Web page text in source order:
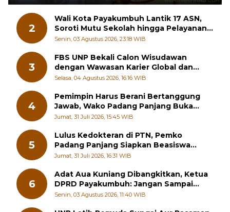
2
Wali Kota Payakumbuh Lantik 17 ASN,
Soroti Mutu Sekolah hingga Pelayanan
RSUD
Senin, 03 Agustus 2026, 23:18 WIB
3
FBS UNP Bekali Calon Wisudawan
dengan Wawasan Karier Global dan
Kewirausahaan Kreatif
Selasa, 04 Agustus 2026, 16:16 WIB
4
Pemimpin Harus Berani Bertanggung
Jawab, Wako Padang Panjang Buka
Pelatihan Kepemimpinan Pelajar
Jumat, 31 Juli 2026, 15:45 WIB
5
Lulus Kedokteran di PTN, Pemko
Padang Panjang Siapkan Beasiswa
Penuh
Jumat, 31 Juli 2026, 16:31 WIB
6
Adat Aua Kuniang Dibangkitkan, Ketua
DPRD Payakumbuh: Jangan Sampai
Generasi Muda Hilang Jati Diri
Senin, 03 Agustus 2026, 11:40 WIB